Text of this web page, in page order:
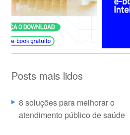
Posts mais lidos
8 soluções para melhorar o
atendimento público de saúde